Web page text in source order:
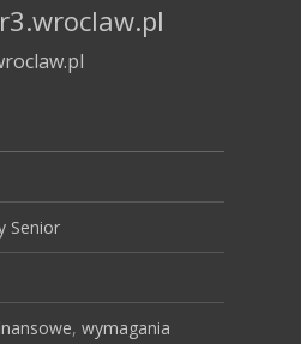
Senior
, wymagania